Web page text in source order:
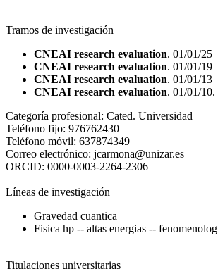
Tramos de investigación
CNEAI research evaluation. 01/01/25
CNEAI research evaluation. 01/01/19
CNEAI research evaluation. 01/01/13
CNEAI research evaluation. 01/01/10.
Categoría profesional: Cated. Universidad
Teléfono fijo: 976762430
Teléfono móvil: 637874349
Correo electrónico: jcarmona@unizar.es
ORCID: 0000-0003-2264-2306
Líneas de investigación
Gravedad cuantica
Fisica hp -- altas energias --
Titulaciones universitarias